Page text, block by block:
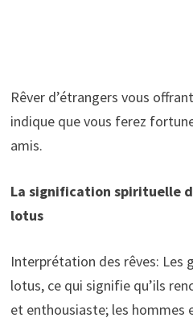
Rêver d’étrangers vous
indique que vous ferez
amis.
La signification spirituelle
lotus
Interprétation des rêves: Les
lotus, ce qui signifie qu’ils
et enthousiaste; les hommes